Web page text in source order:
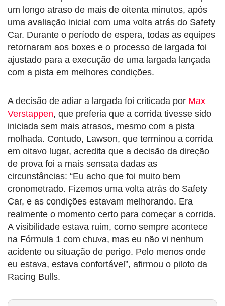
um longo atraso de mais de oitenta minutos, após
uma avaliação inicial com uma volta atrás do Safety
Car. Durante o período de espera, todas as equipes
retornaram aos boxes e o processo de largada foi
ajustado para a execução de uma largada lançada
com a pista em melhores condições.
A decisão de adiar a largada foi criticada por Max
Verstappen, que preferia que a corrida tivesse sido
iniciada sem mais atrasos, mesmo com a pista
molhada. Contudo, Lawson, que terminou a corrida
em oitavo lugar, acredita que a decisão da direção
de prova foi a mais sensata dadas as
circunstâncias: “Eu acho que foi muito bem
cronometrado. Fizemos uma volta atrás do Safety
Car, e as condições estavam melhorando. Era
realmente o momento certo para começar a corrida.
A visibilidade estava ruim, como sempre acontece
na Fórmula 1 com chuva, mas eu não vi nenhum
acidente ou situação de perigo. Pelo menos onde
eu estava, estava confortável”, afirmou o piloto da
Racing Bulls.